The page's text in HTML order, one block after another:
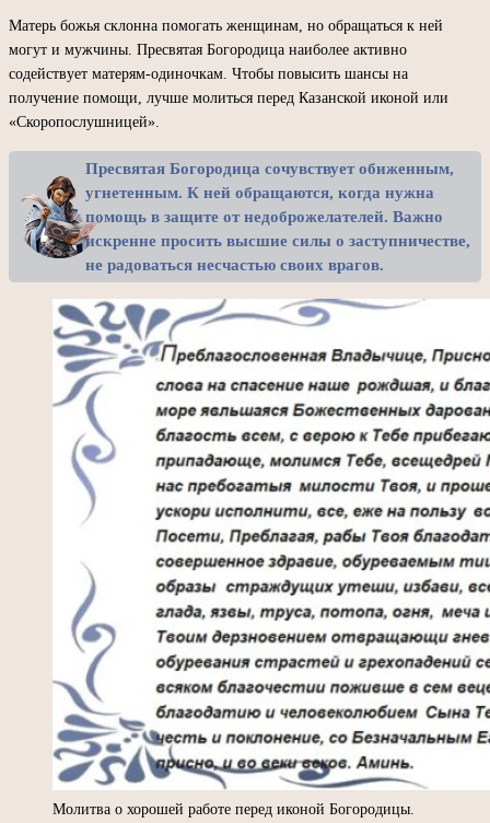
Матерь божья склонна помогать женщинам, но обращаться к ней
могут и мужчины. Пресвятая Богородица наиболее активно
содействует матерям-одиночкам. Чтобы повысить шансы на
получение помощи, лучше молиться перед Казанской иконой или
«Скоропослушницей».
Пресвятая Богородица сочувствует обиженным,
угнетенным. К ней обращаются, когда нужна
помощь в защите от недоброжелателей. Важно
искренне просить высшие силы о заступничестве,
не радоваться несчастью своих врагов.
Молитва о хорошей работе перед иконой Богородицы.